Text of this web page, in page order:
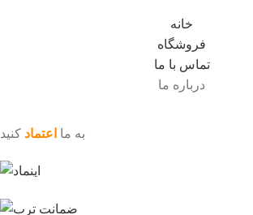
خانه
فروشگاه
تماس با ما
درباره ما
به ما اعتماد کنید